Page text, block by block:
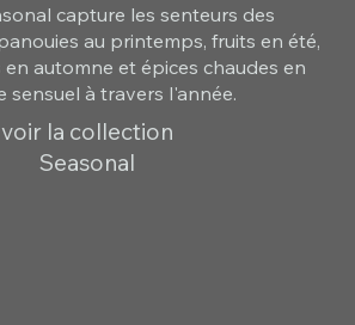
capture les senteurs des
au printemps, fruits en été,
automne et épices chaudes en
sensuel à travers l'année.
voir la collection
Seasonal